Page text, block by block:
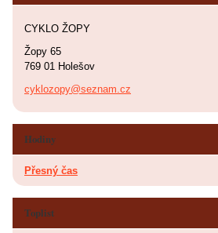
CYKLO ŽOPY
Žopy 65
769 01 Holešov
cyklozopy@seznam.cz
Hodiny
Přesný čas
Toplist